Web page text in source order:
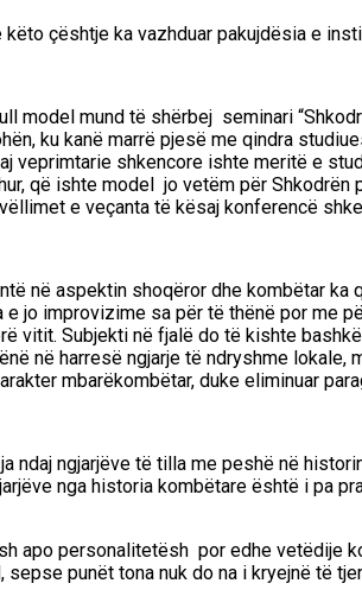
këto çështje ka vazhduar pakujdësia e
model mund të shërbej seminari “
ku kanë marrë pjesë me qindra
veprimtarie shkencore ishte meritë e
që ishte model jo vetëm për
e veçanta të kësaj konferencë
në aspektin shoqëror dhe kombëtar ka
jo improvizime sa për të thënë por me
vitit. Subjekti në fjalë do të kishte
në harresë ngjarje të ndryshme
mbarëkombëtar, duke eliminuar
ndaj ngjarjëve të tilla me peshë në
nga historia kombëtare është i pa
apo personalitetësh por edhe
punët tona nuk do na i kryejnë të